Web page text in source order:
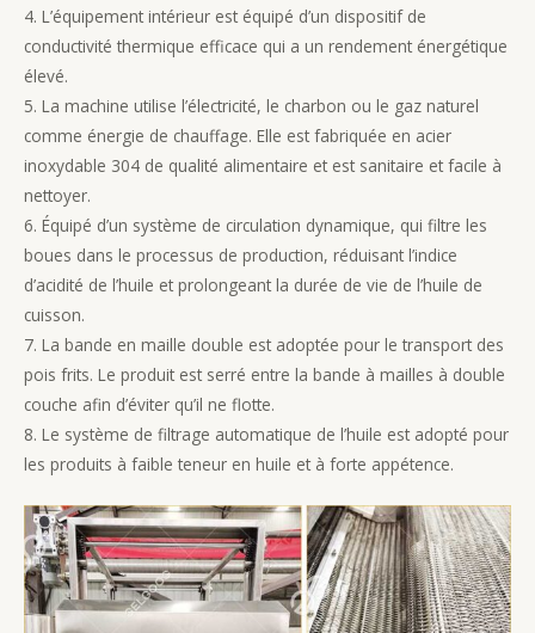
4. L’équipement intérieur est équipé d’un dispositif de
conductivité thermique efficace qui a un rendement énergétique
élevé.
5. La machine utilise l’électricité, le charbon ou le gaz naturel
comme énergie de chauffage. Elle est fabriquée en acier
inoxydable 304 de qualité alimentaire et est sanitaire et facile à
nettoyer.
6. Équipé d’un système de circulation dynamique, qui filtre les
boues dans le processus de production, réduisant l’indice
d’acidité de l’huile et prolongeant la durée de vie de l’huile de
cuisson.
7. La bande en maille double est adoptée pour le transport des
pois frits. Le produit est serré entre la bande à mailles à double
couche afin d’éviter qu’il ne flotte.
8. Le système de filtrage automatique de l’huile est adopté pour
les produits à faible teneur en huile et à forte appétence.